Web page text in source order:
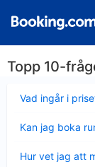
Topp 10-
Vad ingår i
mindre
Kan jag boka
mindre
Hur vet jag att
mindre